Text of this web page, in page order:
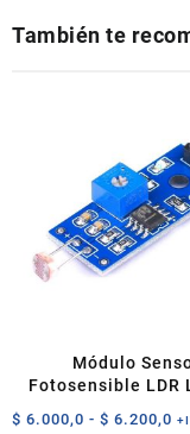
También te
Módulo
Fotosensible LDR
$ 6.000,0 - $ 6.200,0